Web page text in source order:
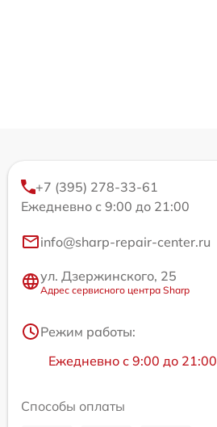
+7 (395) 278-33-61
Ежедневно с 9:00 до 21:00
info@sharp-repair-center.ru
ул. Дзержинского, 25
Адрес сервисного центра Sharp
Режим работы:
Ежедневно с 9:00 до 21:00
Способы оплаты